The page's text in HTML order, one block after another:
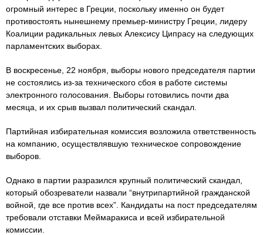
огромный интерес в Греции, поскольку именно он будет
противостоять нынешнему премьер-министру Греции, лидеру
Коалиции радикальных левых Алексису Ципрасу на следующих
парламентских выборах.
В воскресенье, 22 ноября, выборы нового председателя партии
не состоялись из-за технического сбоя в работе системы
электронного голосования. Выборы готовились почти два
месяца, и их срыв вызвал политический скандал.
Партийная избирательная комиссия возложила ответственность
на компанию, осуществлявшую техническое сопровождение
выборов.
Однако в партии разразился крупный политический скандал,
который обозреватели назвали “внутрипартийной гражданской
войной, где все против всех”. Кандидаты на пост председателям
требовали отставки Меймаракиса и всей избирательной
комиссии.